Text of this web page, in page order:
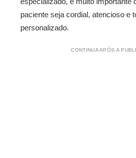
paciente seja cordial, atencioso e
personalizado.
CONTINUA APÓS A